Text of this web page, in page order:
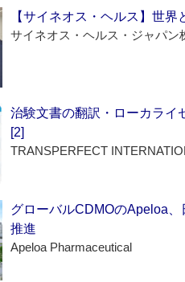
【サイネオス・ヘルス】世
サイネオス・ヘルス・ジャパン
治験文書の翻訳・ローカライ
[2]
TRANSPERFECT
グローバルCDMOのApeloa
推進
Apeloa Pharmaceutical